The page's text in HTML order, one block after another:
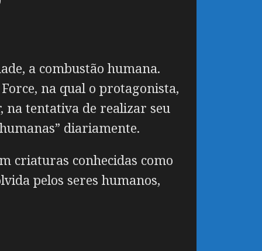
a combustão humana.
na qual o protagonista,
na tentativa de realizar seu
diariamente.
criaturas conhecidas como
pelos seres humanos,